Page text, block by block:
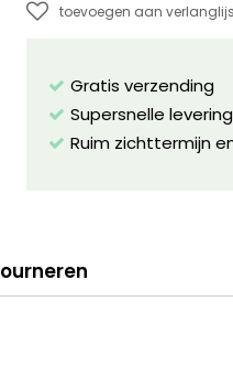
toevoegen aan
Gratis verzending
Supersnelle levering
Ruim zichttermijn